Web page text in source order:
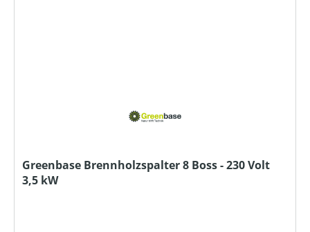
Greenbase Brennholzspalter 8 Boss - 230 Volt
3,5 kW